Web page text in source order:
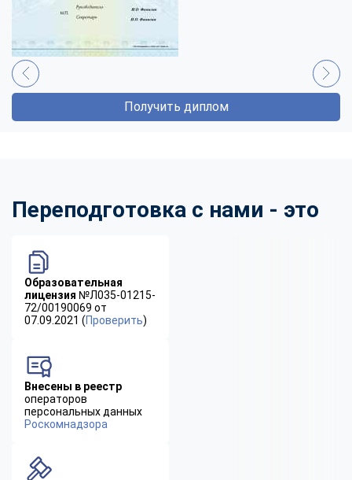
Получить диплом
Переподготовка с нами - это
Образовательная
лицензия №Л035-01215-
72/00190069 от
07.09.2021 (Проверить)
Внесены в реестр
операторов
персональных данных
Роскомнадзора